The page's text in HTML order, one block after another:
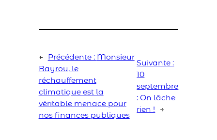
← Précédente : Monsieur
Bayrou, le
réchauffement
climatique est la
véritable menace pour
nos finances publiques
Suivante :
10
septembre
: On lâche
rien !
→